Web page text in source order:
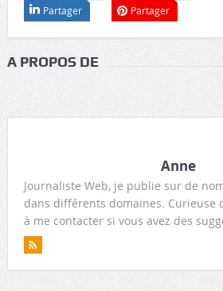
Partager Partager
A PROPOS DE
Anne
Journaliste Web, je publie sur de
dans différents domaines. Curieuse
à me contacter si vous avez des